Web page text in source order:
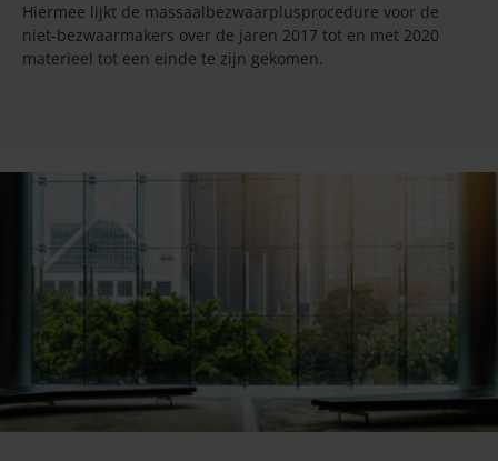
Hiermee lijkt de massaalbezwaarplusprocedure voor de
niet-bezwaarmakers over de jaren 2017 tot en met 2020
materieel tot een einde te zijn gekomen.